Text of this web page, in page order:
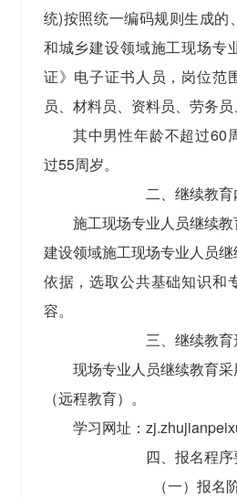
统)按照统一编码规则生成的
和城乡建设领域施工现场专
证》电子证书人员，岗位范
员、材料员、资料员、劳务员
其中男性年龄不超过60
过55周岁。
二、继续教育
施工现场专业人员继续
建设领域施工现场专业人员
依据，选取公共基础知识和
容。
三、继续教
现场专业人员继续教育
（远程教育）。
学习网址：
四、报名程
（一）报名